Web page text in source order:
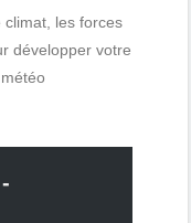
les forces
développer votre